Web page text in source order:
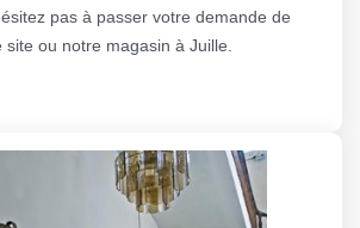
pas à passer votre demande de
site ou notre magasin à Juille.